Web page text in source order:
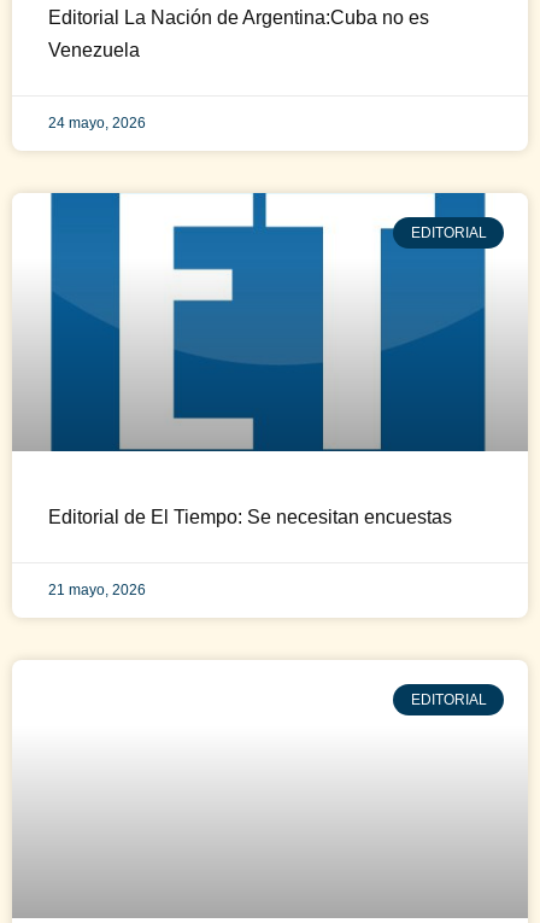
Editorial La Nación de Argentina:Cuba no es
Venezuela
24 mayo, 2026
EDITORIAL
Editorial de El Tiempo: Se necesitan encuestas
21 mayo, 2026
EDITORIAL